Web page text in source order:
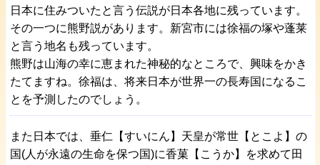
日本に住みついたと言う伝説が日本各地に残っています。
その一つに熊野説があります。新宮市には徐福の塚や蓬莱
と言う地名も残っています。
熊野は山海の幸に恵まれた神秘的なところで、興味をかき
たてますね。徐福は、将来日本が世界一の長寿国になるこ
とを予測したのでしょう。
また日本では、垂仁【すいにん】天皇が常世【とこよ】の
国(人が永遠の生命を保つ国)に香菓【こうか】を求めて田